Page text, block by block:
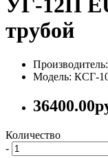
УГ-12П
трубой
Производитель:
Модель: КСГ-
Количество
-